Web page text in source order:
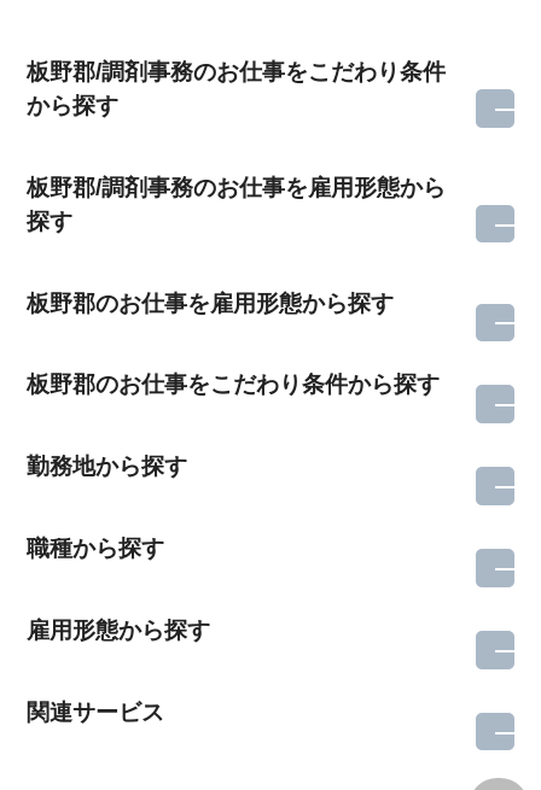
板野郡/調剤事務のお仕事をこだわり条件
から探す
板野郡/調剤事務のお仕事を雇用形態から
探す
板野郡のお仕事を雇用形態から探す
板野郡のお仕事をこだわり条件から探す
勤務地から探す
職種から探す
雇用形態から探す
関連サービス